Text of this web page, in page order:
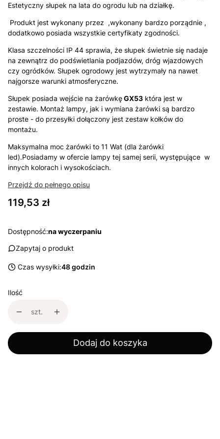
Estetyczny słupek na lata do ogrodu lub na działkę.
Produkt jest wykonany przez ,wykonany bardzo porządnie ,
dodatkowo posiada wszystkie certyfikaty zgodności.
Klasa szczelności IP 44 sprawia, że słupek świetnie się nadaje
na zewnątrz do podświetlania podjazdów, dróg wjazdowych
czy ogródków. Słupek ogrodowy jest wytrzymały na nawet
najgorsze warunki atmosferyczne.
Słupek posiada wejście na żarówkęGX53 która jest w
zestawie. Montaż lampy, jak i wymiana żarówki są bardzo
proste - do przesyłki dołączony jest zestaw kołków do
montażu.
Maksymalna moc żarówki to 11 Wat (dla żarówki
led).Posiadamy w ofercie lampy tej samej serii, występujące w
innych kolorach i wysokościach.
Przejdź do pełnego opisu
Cena
119,53 zł
Dostępność:na wyczerpaniu
Zapytaj o produkt
Czas wysyłki:48 godzin
Ilość
szt.
Dodaj do koszyka